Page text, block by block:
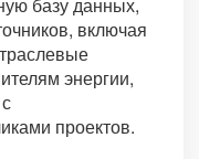
базу данных,
включая
энергии,
проектов.